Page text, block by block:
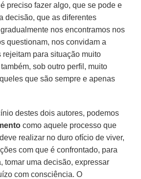
preciso fazer algo, que se pode e
decisão, que as diferentes
nos encontramos nos
questionam, nos convidam a
rejeitam para situação muito
sob outro perfil, muito
que são sempre e apenas
destes dois autores, podemos
como aquele processo que
realizar no duro ofício de viver,
com que é confrontado, para
tomar uma decisão, expressar
com consciência. O